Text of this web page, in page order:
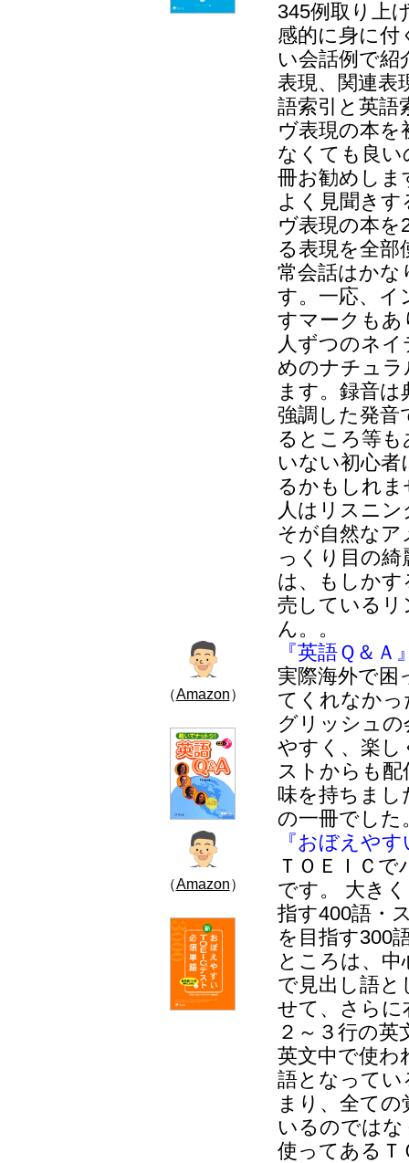
345例取り上
感的に身に付
い会話例で紹
表現、関連表
語索引と英語
ヴ表現の本
なくても良
冊お勧めしま
よく見聞き
ヴ表現の本
る表現を全
常会話はかな
す。一応、イ
すマークもあ
人ずつのネ
めのナチュラ
ます。録音は
強調した発音
るところ等
いない初心
るかもしれ
人はリスニ
そが自然な
っくり目の
は、もしかす
売しているリ
ん。。
（Amazon）
『英語Ｑ＆Ａ
実際海外で困
てくれなかっ
グリッシュ
やすく、楽し
ストからも
味を持ちまし
の一冊でした
（Amazon）
『おぼえや
ＴＯＥＩＣ
です。 大き
指す400語・
を目指す300
ところは、
で見出し語と
せて、さらに
２～３行の
英文中で使わ
語となって
まり、全て
いるのでは
使ってあるＴ